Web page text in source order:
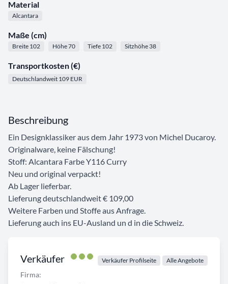
Material
Alcantara
Maße (cm)
Breite 102 Höhe 70 Tiefe 102 Sitzhöhe 38
Transportkosten (€)
Deutschlandweit 109 EUR
Verkäufer Verkäufer Profilseite Alle Angebote
Firma:
Beschreibung
Ein Designklassiker aus dem Jahr 1973 von Michel Ducaroy.
Originalware, keine Fälschung!
Stoff: Alcantara Farbe Y116 Curry
Neu und original verpackt!
Ab Lager lieferbar.
Lieferung deutschlandweit € 109,00
Weitere Farben und Stoffe aus Anfrage.
Lieferung auch ins EU-Ausland un d in die Schweiz.